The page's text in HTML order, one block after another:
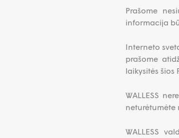
Prašome
informacija
Interneto
prašome
laikysitės šios
WALLESS
neturėtumėte
WALLESS